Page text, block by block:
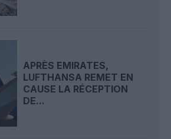
APRÈS EMIRATES,
LUFTHANSA REMET EN
CAUSE LA RÉCEPTION
DE...